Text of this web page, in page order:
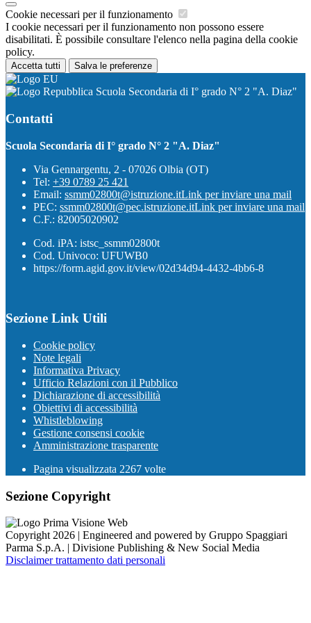
Cookie necessari per il funzionamento
I cookie necessari per il funzionamento non possono essere
disabilitati. È possibile consultare l'elenco nella pagina della cookie
policy.
Accetta tutti Salva le preferenze
Scuola Secondaria di I° grado N° 2 "A. Diaz"
Contatti
Scuola Secondaria di I° grado N° 2 "A. Diaz"
Via Gennargentu, 2 - 07026 Olbia (OT)
Tel: +39 0789 25 421
Email: ssmm02800t@istruzione.itLink per inviare una mail
PEC: ssmm02800t@pec.istruzione.itLink per inviare una mail
C.F.: 82005020902
Cod. iPA: istsc_ssmm02800t
Cod. Univoco: UFUWB0
https://form.agid.gov.it/view/02d34d94-4432-4bb6-8
Sezione Link Utili
Cookie policy
Note legali
Informativa Privacy
Ufficio Relazioni con il Pubblico
Dichiarazione di accessibilità
Obiettivi di accessibilità
Whistleblowing
Gestione consensi cookie
Amministrazione trasparente
Pagina visualizzata 2267 volte
Sezione Copyright
Copyright 2026 | Engineered and powered by Gruppo Spaggiari
Parma S.p.A. | Divisione Publishing & New Social Media
Disclaimer trattamento dati personali